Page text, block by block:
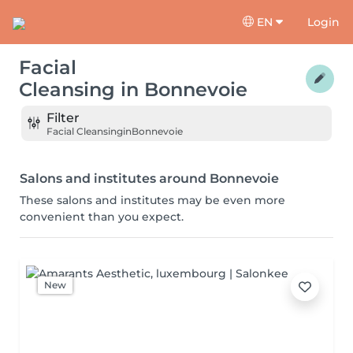
EN Login
Facial
Cleansing in Bonnevoie
Filter
Facial CleansinginBonnevoie
Salons and institutes around Bonnevoie
These salons and institutes may be even more
convenient than you expect.
New